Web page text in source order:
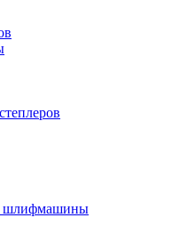
шлифмашины